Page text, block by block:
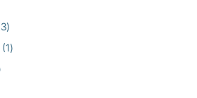
33
produtos
11